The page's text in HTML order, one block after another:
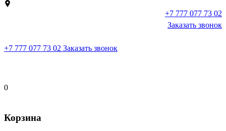
+7 777 077 73 02
Заказать звонок
+7 777 077 73 02 Заказать звонок
0
Корзина